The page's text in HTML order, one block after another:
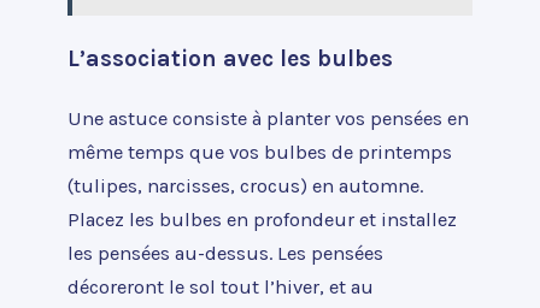
L’association avec les bulbes
Une astuce consiste à planter vos pensées en
même temps que vos bulbes de printemps
(tulipes, narcisses, crocus) en automne.
Placez les bulbes en profondeur et installez
les pensées au-dessus. Les pensées
décoreront le sol tout l’hiver, et au